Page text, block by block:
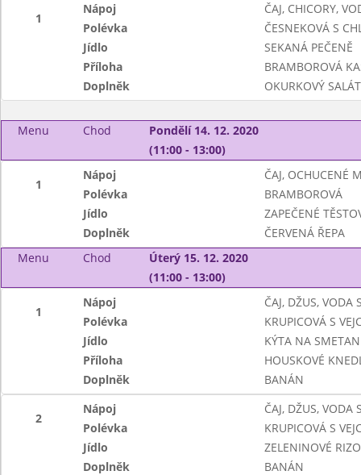
1
Nápoj
ČAJ, CHICORY,
Polévka
ČESNEKOVÁ S
Jídlo
SEKANÁ PEČENĚ
Příloha
BRAMBOROVÁ
Doplněk
OKURKOVÝ SALÁT
Menu Chod
Pondělí 14. 12. 2020
(11:00 - 13:00)
1
Nápoj
ČAJ, OCHUCENÉ
Polévka
BRAMBOROVÁ
Jídlo
ZAPEČENÉ
Doplněk
ČERVENÁ ŘEPA
Menu
Chod
Úterý 15. 12. 2020
(11:00 - 13:00)
1
Nápoj
ČAJ, DŽUS, VODA
Polévka
KRUPICOVÁ S
Jídlo
KÝTA NA
Příloha
HOUSKOVÉ
Doplněk
BANÁN
2
Nápoj
ČAJ, DŽUS, VODA
Polévka
KRUPICOVÁ S
Jídlo
ZELENINOVÉ
Doplněk
BANÁN